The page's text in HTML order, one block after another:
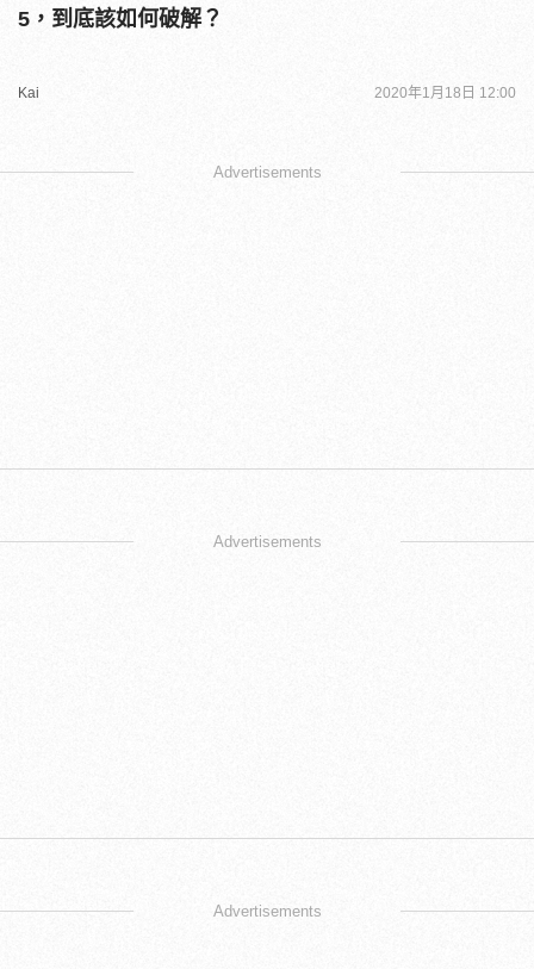
5，到底該如何破解？
Kai 2020年1月18日 12:00
Advertisements
Advertisements
Advertisements